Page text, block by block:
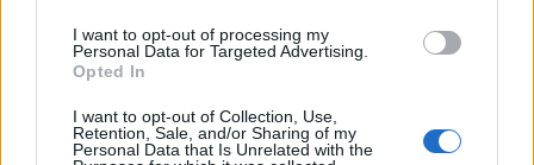
I want to opt-out of processing my
Personal Data for Targeted Advertising.
Opted In
I want to opt-out of Collection, Use,
Retention, Sale, and/or Sharing of my
Personal Data that Is Unrelated with the